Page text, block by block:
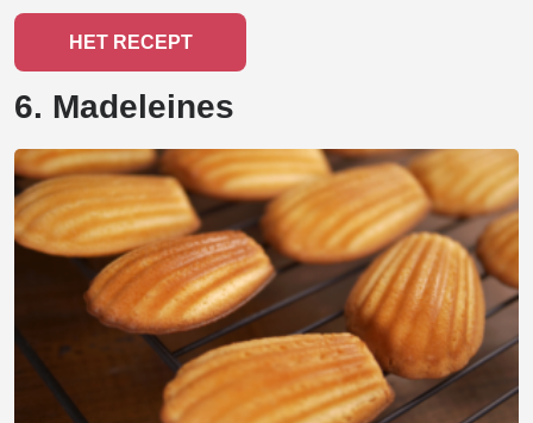
HET RECEPT
6. Madeleines